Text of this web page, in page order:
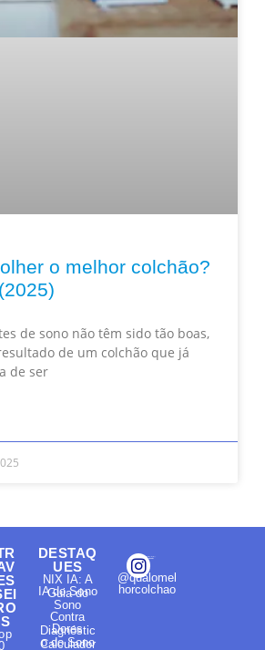
o melhor colchão?
de sono não têm sido tão boas,
de um colchão que já
de ser
S
DESTAQ
UES
NIX IA: A
IA do Sono
Guia do
Sono
Contra
Dores
Diagnóstic
o do Sono
Calculador
@qualomel
horcolchao